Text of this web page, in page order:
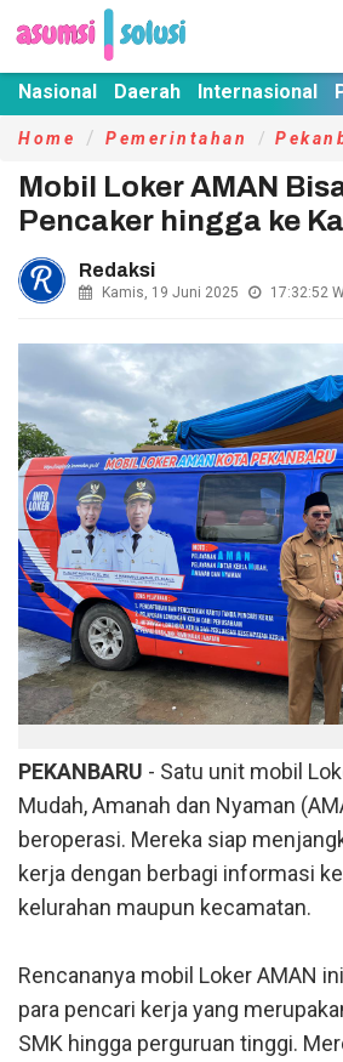
Nasional Daerah Internasional
Home Pemerintahan
Mobil Loker AMAN
Pencaker hingga ke
Redaksi
Kamis, 19 Juni 2025 17:32:52
PEKANBARU - Satu unit mobil
Mudah, Amanah dan Nyaman
beroperasi. Mereka siap
kerja dengan berbagi informasi
kelurahan maupun kecamatan.
Rencananya mobil Loker AMAN
para pencari kerja yang
SMK hingga perguruan tinggi.